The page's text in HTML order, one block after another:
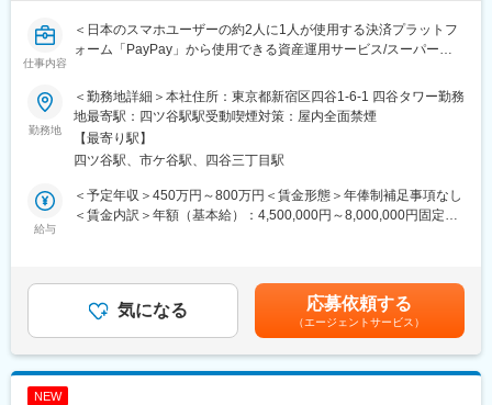
・不動産業務部 12名（販売、営業支援、期中事務、業務支援全
般）
【業務の魅力】
・個人の富裕層を顧客とした不動産ビジネスに関する幅広い知
識、スキルをご経験いただけます。
・英語のネイティブスピーカー複数を含むグローバルなチームで
【就業環境】
当社は、航空機・船舶・海上輸送用コンテナを対象とした「日本
型オペレーティング・リース」、国内の都心一等地の不動産を対
象とした「不動産小口化商品」、そして主に米国の大型不動産を
ービスを提供する企業です。私たちは、お客様の夢の実現をサポ
仕事内容
＜日本のスマホユーザーの約2人に1人が使用する決済プラットフ
ォーム「PayPay」から使用できる資産運用サービス/スーパーフ
■業務内容：
日本株・米国株の店頭取引に係るトレーディング業務及び付随業
務をご担当いただきます。
・日本株・米国株の国内店頭取引のプライシングと反対売買
・保有ポジションのリスクコントロール
・トレーディング業務に付随する管理資料作成など
■配属部署に関して：
今回配属を予定している証券トレーディング部は店頭取引に係る
自己トレーディング業務を担当しています。
勤務地
＜勤務地詳細＞本社住所：東京都新宿区四谷1-6-1 四谷タワー勤務
地最寄駅：四ツ谷駅駅受動喫煙対策：屋内全面禁煙
【最寄り駅】
四ツ谷駅、市ケ谷駅、四谷三丁目駅
給与
＜予定年収＞450万円～800万円＜賃金形態＞年俸制補足事項なし
＜賃金内訳＞年額（基本給）：4,500,000円～8,000,000円固定残
手当＞有＜給与補足＞※給与詳細は経験・能力を踏まえて決定しま
す。■昇給：年1回（業績による）■業績により決算賞与有賃金は
あくまでも目安の金額であり、選考を通じて上下する可能性があ
ります。月給(月額)は固定手当を含めた表記です。
気になる 応募依頼する
（エージェントサービス）
NEW